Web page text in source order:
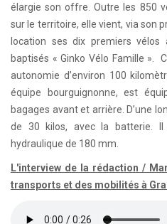
élargie son offre. Outre les 850
sur le territoire, elle vient, via son
location ses dix premiers vélos
baptisés « Ginko Vélo Famille ».
autonomie d’environ 100
équipe bourguignonne, est
bagages avant et arrière. D’une
de 30 kilos, avec la batterie.
hydraulique de 180 mm.
L'interview de la rédaction /
transports et des mobilités à